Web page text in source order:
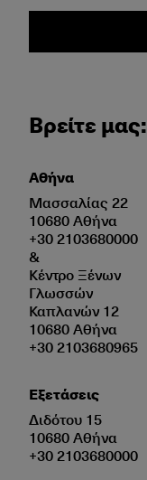
Βρείτε μας:
Αθήνα
Μασσαλίας 22
10680 Αθήνα
+30 2103680000
&
Κέντρο Ξένων
Γλωσσών
Καπλανών 12
10680 Αθήνα
+30 2103680965
Εξετάσεις
Διδότου 15
10680 Αθήνα
+30 2103680000